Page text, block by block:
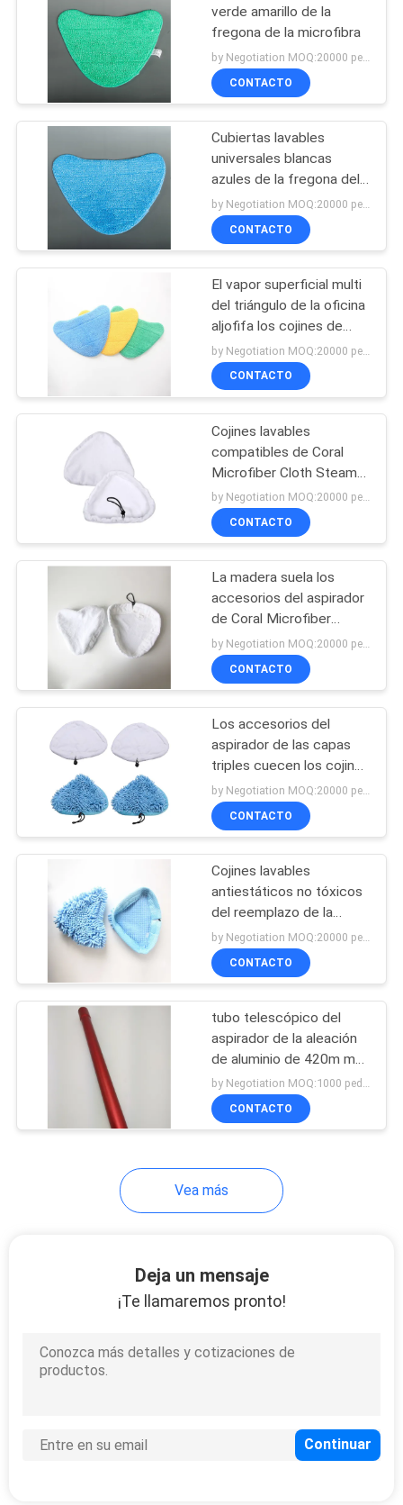
PRIVACY
POLICY
del aspirador
Filtro del polvo del
aspirador
Motores del
aspirador
Filtro de Hepa del
aspirador
Accesorios del
aspirador
casquillo bouffant
disponible
disponibles del
Rollo disponible de
la cubierta de cama
verde amarillo de la
fregona de la microfibra
CONTACTO
Cubiertas lavables
universales blancas
azules de la fregona del
vapor
CONTACTO
El vapor superficial multi
del triángulo de la oficina
aljofifa los cojines de
limpieza
CONTACTO
Cojines lavables
compatibles de Coral
Microfiber Cloth Steam
Mop
by Negotiation MOQ:20000 pedazos/pedazos
CONTACTO
La madera suela los
accesorios del aspirador
de Coral Microfiber
Steam Mop Heads
by Negotiation MOQ:20000 pedazos/pedazos
CONTACTO
Los accesorios del
aspirador de las capas
triples cuecen los cojines
de la fregona al vapor del
limpiador
CONTACTO
Cojines lavables
antiestáticos no tóxicos
del reemplazo de la
fregona del vapor
CONTACTO
tubo telescópico del
aspirador de la aleación
de aluminio de 420m m
36m m
by Negotiation MOQ:1000 pedazos/pedazos
CONTACTO
Vea más
Deja un mensaje
¡Te llamaremos pronto!